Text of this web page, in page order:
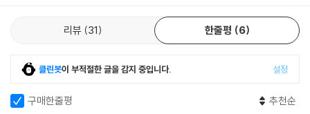
며 그 기술이 어디까지 왔는지 살펴본다. 2부에서는 이처럼 발전한 인공지
능을 채용·금융 등에서 활용한 사례들과 거기에서 떠오른 이슈들을 알아본
를 방지하기 위한 사회적 논의의 필요성을 제시한다.
마지막으로 4부에서는 인공지능 윤리에 관해 알아보고 인간 중심적이며
리뷰 31 한줄평 6
클린봇이 부적절한 글을 감지 중입니다. 설정
구매한줄평 추천순